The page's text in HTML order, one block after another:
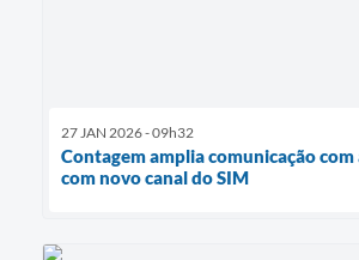
27 JAN 2026 - 09h32
Contagem amplia comunicação
com novo canal do SIM